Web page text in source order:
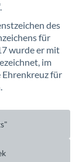
des
für
wurde er mit
im
Ehrenkreuz für